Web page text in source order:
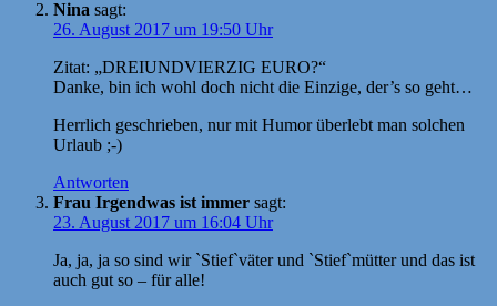
Nina sagt:
26. August 2017 um 19:50 Uhr
Zitat: „DREIUNDVIERZIG EURO?“
Danke, bin ich wohl doch nicht die Einzige, der’s so geht…
Herrlich geschrieben, nur mit Humor überlebt man solchen
Urlaub ;-)
Antworten
Frau Irgendwas ist immer sagt:
23. August 2017 um 16:04 Uhr
Ja, ja, ja so sind wir `Stief`väter und `Stief`mütter und das ist
auch gut so – für alle!